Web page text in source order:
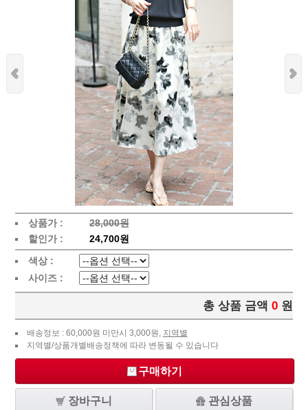
상품가 :
28,000원
할인가 :
24,700원
색상 :
사이즈 :
총 상품 금액 0 원
배송정보 : 60,000원 미만시 3,000원, 지역별
지역별/상품개별배송정책에 따라 변동될 수 있습니다
구매하기
장바구니 관심상품